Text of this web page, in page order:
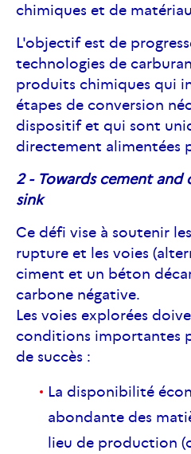
chimiques et de
L'objectif est de
technologies de
produits chimiques qui
étapes de conversion
dispositif et qui sont
directement alimentées
2 - Towards cement and
sink
Ce défi vise à soutenir
rupture et les voies
ciment et un béton
carbone négative.
Les voies explorées
conditions importantes
de succès :
La disponibilité
abondante des
lieu de production